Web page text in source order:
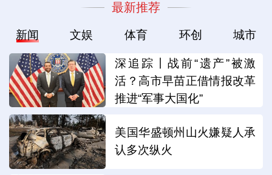
最新推荐
新闻 文娱 体育 环创 城市
深追踪丨战前“遗产”被激
活？高市早苗正借情报改革
推进“军事大国化”
美国华盛顿州山火嫌疑人承
认多次纵火